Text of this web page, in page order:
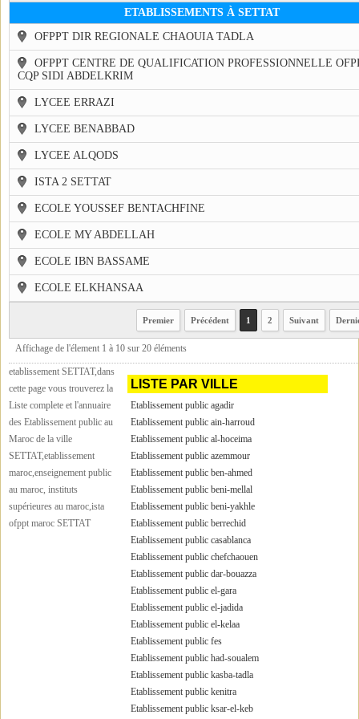
ETABLISSEMENTS À SETTAT
OFPPT DIR REGIONALE CHAOUIA TADLA
OFPPT CENTRE DE QUALIFICATION PROFESSIONNELLE
CQP SIDI ABDELKRIM
LYCEE ERRAZI
LYCEE BENABBAD
LYCEE ALQODS
ISTA 2 SETTAT
ECOLE YOUSSEF BENTACHFINE
ECOLE MY ABDELLAH
ECOLE IBN BASSAME
ECOLE ELKHANSAA
Affichage de l'élement 1 à 10 sur 20 éléments
Premier Précédent 1 2 Suivant
LISTE PAR VILLE
Etablissement public agadir
Etablissement public ain-harroud
Etablissement public al-hoceima
Etablissement public azemmour
Etablissement public ben-ahmed
Etablissement public beni-mellal
Etablissement public beni-yakhle
Etablissement public berrechid
Etablissement public casablanca
Etablissement public chefchaouen
Etablissement public dar-bouazza
Etablissement public el-gara
Etablissement public el-jadida
Etablissement public el-kelaa
Etablissement public fes
Etablissement public had-soualem
Etablissement public kasba-tadla
Etablissement public kenitra
Etablissement public ksar-el-keb
etablissement SETTAT,dans
cette page vous trouverez la
Liste complete et l'annuaire
des Etablissement public au
Maroc de la ville
SETTAT,etablissement
maroc,enseignement public
au maroc, instituts
supérieures au maroc,ista
ofppt maroc SETTAT